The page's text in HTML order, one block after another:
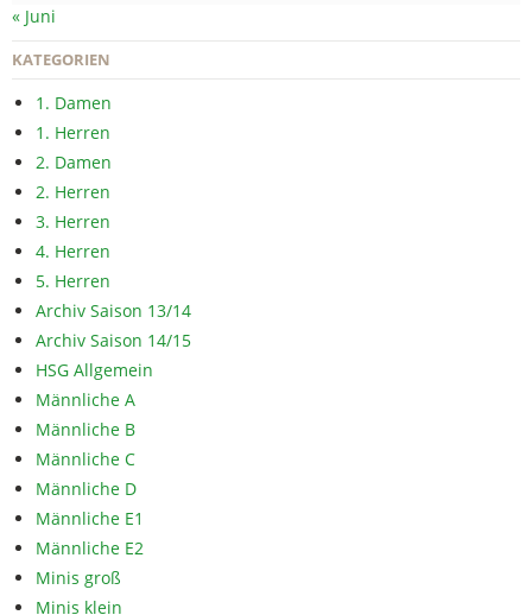
« Juni
KATEGORIEN
1. Damen
1. Herren
2. Damen
2. Herren
3. Herren
4. Herren
5. Herren
Archiv Saison 13/14
Archiv Saison 14/15
HSG Allgemein
Männliche A
Männliche B
Männliche C
Männliche D
Männliche E1
Männliche E2
Minis groß
Minis klein